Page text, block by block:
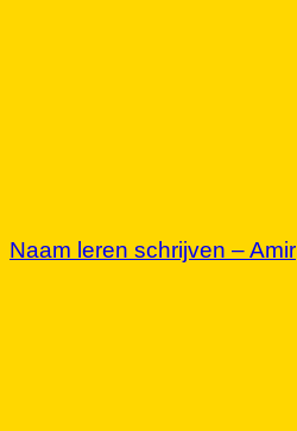
Naam leren schrijven – Amir